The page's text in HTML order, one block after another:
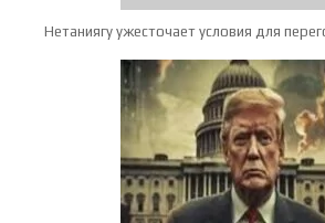
Нетаниягу ужесточает условия для